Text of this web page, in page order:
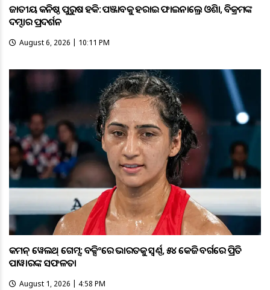
ଜାତୀୟ କନିଷ୍ଠ ପୁରୁଷ ହକି: ପଞ୍ଜାବକୁ ହରାଇ ଫାଇନାଲ୍ରେ ଓଡ଼ିଶା, ବିକ୍ରମଙ୍କ
ଦମ୍ଦାର ପ୍ରଦର୍ଶନ
August 6, 2026 | 10:11 PM
କମନ୍ ୱେଲଥ୍ ଗେମ୍ସ: ବକ୍ସିଂରେ ଭାରତକୁ ସ୍ବର୍ଣ୍ଣ, ୫୪ କେଜି ବର୍ଗରେ ପ୍ରିତି
ପାୱାରଙ୍କ ସଫଳତା
August 1, 2026 | 4:58 PM